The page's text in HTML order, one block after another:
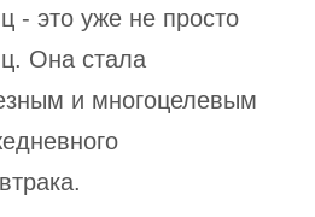
- это уже не просто
Она стала
и многоцелевым